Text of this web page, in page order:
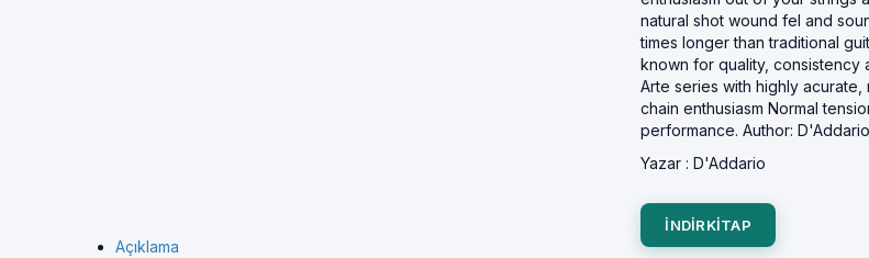
natural shot wound fel and
times longer than traditional
known for quality, consistency
Arte series with highly
chain enthusiasm Normal
performance. Author:
Yazar :D'Addario
INDIRKITAP
Açıklama